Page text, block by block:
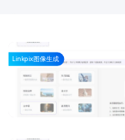
Linkpix图像生成